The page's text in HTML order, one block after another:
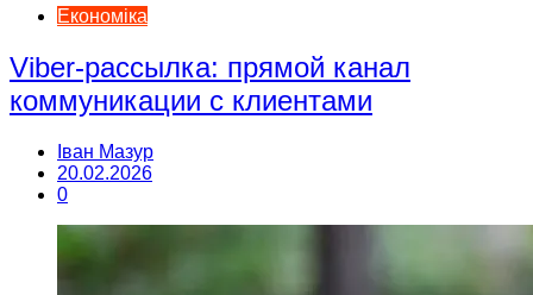
Економіка
Viber-рассылка: прямой канал
коммуникации с клиентами
Іван Мазур
20.02.2026
0